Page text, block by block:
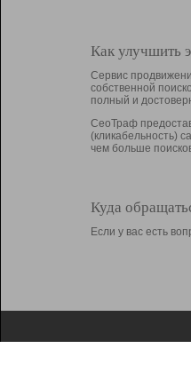
Как улучшить
Сервис
собственной
полный и
СеоТраф
(кликабельность)
чем больше
Куда
Если у вас есть